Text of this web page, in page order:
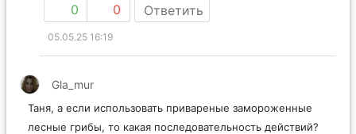
0 0 Ответить
05.05.25 16:19
Gla_mur
Таня, а если использовать привареные замороженные
лесные грибы, то какая последовательность действий?